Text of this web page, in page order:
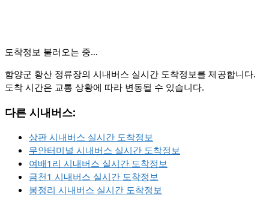
도착정보 불러오는 중…
함양군 황산 정류장의 시내버스 실시간 도착정보를 제공합니다.
도착 시간은 교통 상황에 따라 변동될 수 있습니다.
다른 시내버스:
상판 시내버스 실시간 도착정보
무안터미널 시내버스 실시간 도착정보
여배1리 시내버스 실시간 도착정보
금천1 시내버스 실시간 도착정보
봉정리 시내버스 실시간 도착정보